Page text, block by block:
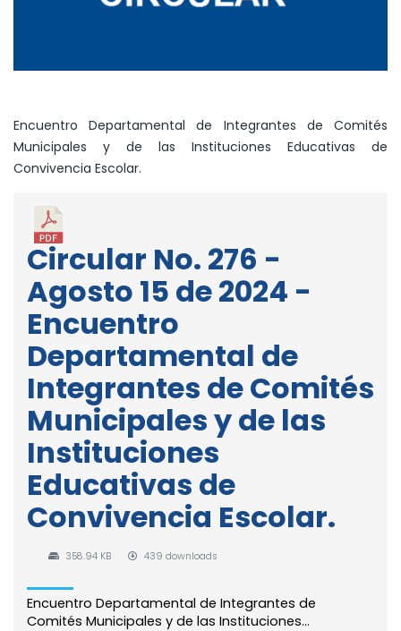
Encuentro Departamental de Integrantes de Comités
Municipales y de las Instituciones Educativas de
Convivencia Escolar.
Circular No. 276 -
Agosto 15 de 2024 -
Encuentro
Departamental de
Integrantes de Comités
Municipales y de las
Instituciones
Educativas de
Convivencia Escolar.
358.94 KB 439 downloads
Encuentro Departamental de Integrantes de
Comités Municipales y de las Instituciones...